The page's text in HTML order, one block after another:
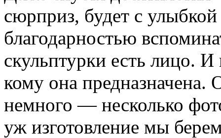
сюрприз, будет с
благодарностью
скульптурки есть лицо.
кому она предназначена.
немного — несколько
уж изготовление мы